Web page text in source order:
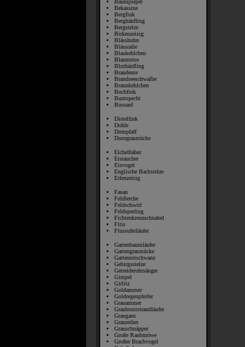
Baumpieper
Bekassine
Bergfink
Berghänfling
Bergstelze
Birkenzeisig
Blässhuhn
Blässralle
Blaukehlchen
Blaumeise
Bluthänfling
Brandente
Brandseeschwalbe
Braunkehlchen
Buchfink
Buntspecht
Bussard
Distelfink
Dohle
Dompfaff
Dorngrasmücke
Eichelhäher
Eistaucher
Eisvogel
Englische Bachstelze
Erlenzeisig
Fasan
Feldlerche
Feldschwirl
Feldsperling
Fichtenkreuzschnabel
Fitis
Flussuferläufer
Gartenbaumläufer
Gartengrasmücke
Gartenrotschwanz
Gebirgsstelze
Getreiderohrsänger
Gimpel
Girlitz
Goldammer
Goldregenpfeifer
Grauammer
Graubruststrandläufer
Graugans
Graureiher
Grauschnäpper
Große Raubmöwe
Großer Brachvogel